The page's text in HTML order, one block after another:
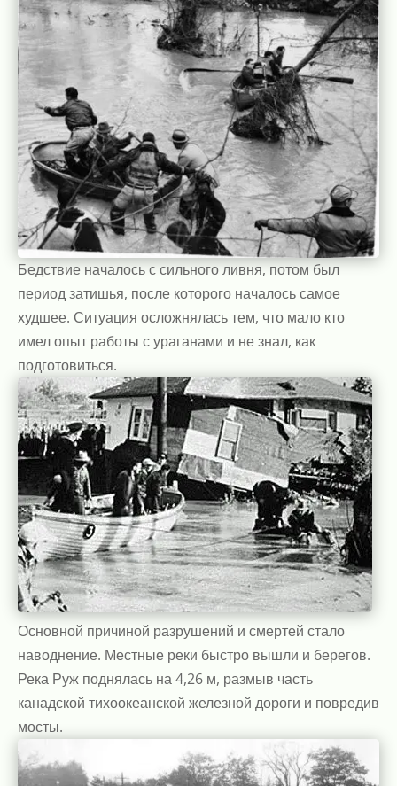
Бедствие началось с сильного ливня, потом был
период затишья, после которого началось самое
худшее. Ситуация осложнялась тем, что мало кто
имел опыт работы с ураганами и не знал, как
подготовиться.
Основной причиной разрушений и смертей стало
наводнение. Местные реки быстро вышли и берегов.
Река Руж поднялась на 4,26 м, размыв часть
канадской тихоокеанской железной дороги и повредив
мосты.